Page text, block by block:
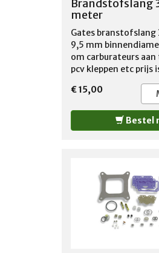
Brandstofslang
meter
Gates branstofslang
9,5 mm
om carburateurs
pcv kleppen etc prijs
€ 15,00
Bestel